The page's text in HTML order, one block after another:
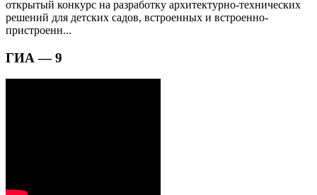
открытый конкурс на разработку архитектурно-технических
решений для детских садов, встроенных и встроенно-
пристроенн...
ГИА — 9